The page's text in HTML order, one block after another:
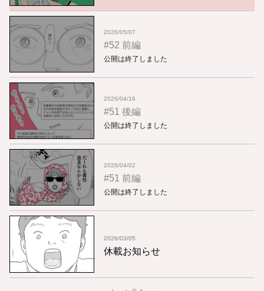
2026/05/07
#52 前編
公開は終了しました
2026/04/16
#51 後編
公開は終了しました
2026/04/02
#51 前編
公開は終了しました
2026/03/05
休載お知らせ